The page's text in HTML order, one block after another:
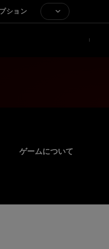
ション
ゲームについて